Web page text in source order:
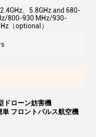
、5.8GHz and 680-
800-930 MHz/930-
（optional）
ドローン妨害機
フロントパルス航空機